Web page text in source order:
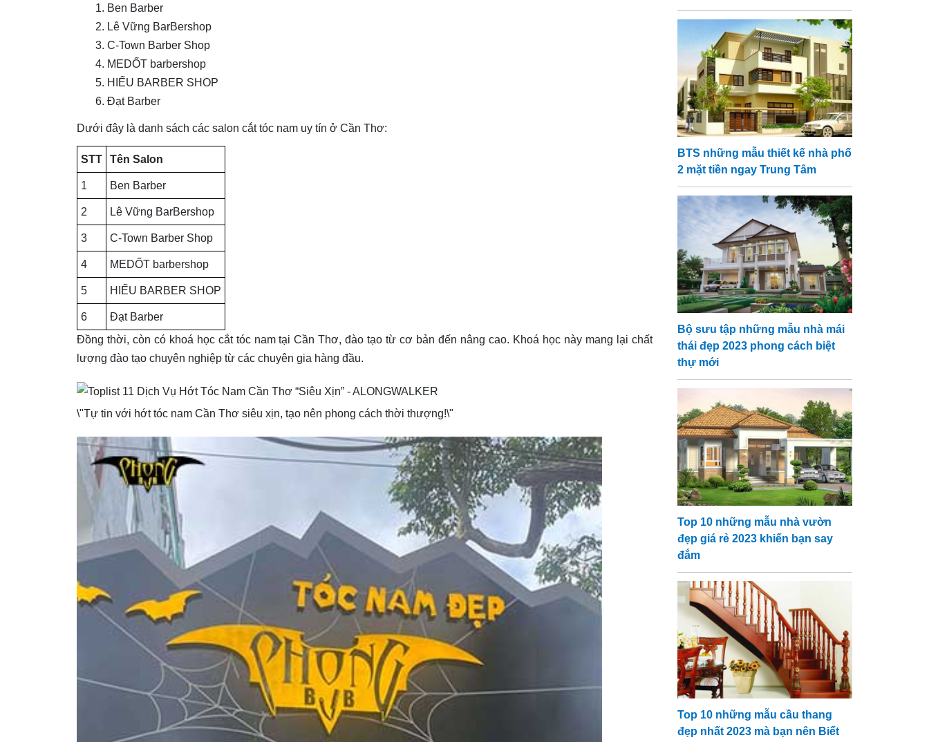
Ben Barber
Lê Vững BarBershop
C-Town Barber Shop
MEDỐT barbershop
HIẾU BARBER SHOP
Đạt Barber
Dưới đây là danh sách các salon cắt tóc nam uy tín ở Cần Thơ:
STT Tên Salon
1 Ben Barber
2 Lê Vững BarBershop
3 C-Town Barber Shop
4 MEDỐT barbershop
5 HIẾU BARBER SHOP
6
Đạt Barber
Đồng thời, còn có khoá học cắt tóc nam tại Cần Thơ, đào tạo từ cơ bản đến nâng cao. Khoá học này mang lại chất
lượng đào tạo chuyên nghiệp từ các chuyên gia hàng đầu.
\"Tự tin với hớt tóc nam Cần Thơ siêu xịn, tạo nên phong cách thời thượng!\"
BTS những mẫu thiết kế nhà phố
2 mặt tiền ngay Trung Tâm
Bộ sưu tập những mẫu nhà mái
thái đẹp 2023 phong cách biệt
thự mới
Top 10 những mẫu nhà vườn
đẹp giá rẻ 2023 khiến bạn say
đắm
Top 10 những mẫu cầu thang
đẹp nhất 2023 mà bạn nên Biết